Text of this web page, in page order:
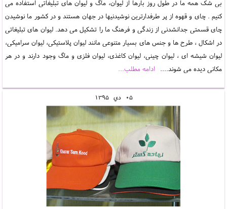
بی شک همه ما در طول روز بارها از لیوان، ماگ و لیوان های تبلیغاتی استفاده می
کنیم . چای و قهوه از پر طرفدارترین نوشیدنیها در جهان هستند و در کشور ما نوشیدن
چای قسمتی جدانشدنی از زندگی و فرهنگ ما را تشکیل می دهد. لیوان های تبلیغاتی
در اشکال ، طرح ها و جنس های بسیار متنوعی مانند لیوان پلاستیکی، لیوان سرامیکی،
لیوان شیشه ای ، لیوان چینی، لیوان کاغذی، لیوان فلزی و ماگ وجود دارند و در هر
مکانی دیده می شوند.... ادامه مطلب...
05 دي 1395